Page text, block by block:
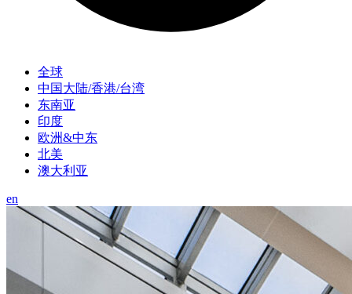
全球
中国大陆/香港/台湾
东南亚
印度
欧洲&中东
北美
澳大利亚
en